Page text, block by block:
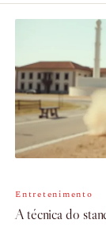
Entretenimento
A técnica do